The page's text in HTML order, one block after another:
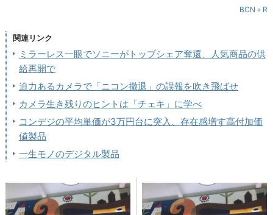
BCN＋R
関連リンク
ミラーレス一眼でソニーがトップシェア奪還、人気商品の供
給再開で
迫力あるカメラで「ニコン撤退」の誤報を吹き飛ばせ
カメラ生き残りのヒントは「チェキ」に学べ
コンデジの平均単価が3万円台に突入、存在感増す高付加価
値製品
一生モノのデジタル製品